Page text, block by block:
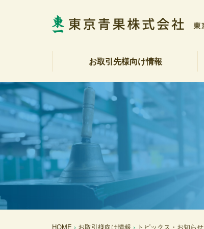
お取引先様向け情報
相場表・入荷数量報告書
野菜・果実展望
トピックス・お知らせ
商品紹介
注文受注室
販促カレンダー
産地カレンダー
公表資料（受託契約約款等）
HOME › お取引様向け情報 › トピックス・お知らせ